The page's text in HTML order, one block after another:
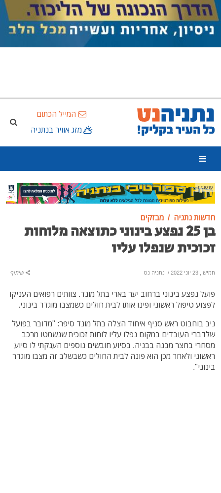
המייל הכתום
מזג אוויר בנתניה
פרסומת
חדשות נתניה מבזקים
בן 25 נפצע בינוני כתוצאה מלוחות
זכוכית שנפלו עליו
חמישי, 23 יוני 2022 / נתניה נט שיתוף
פועל נפצע בינוני ברחוב יער בארי בתל מונד. צוותים רפואים העניקו
לפצוע טיפול ראשוני ופינו אותו לבית חולים כשמצבו מוגדר בינוני.
ניב בוחבוט ראש סניף איחוד הצלה בתל מונד סיפר: "מדובר בפועל
שלדברי העובדים במקום נפלו עליו לוחות זכוכית שנשמטו מרכב
מסחרי בחצר מבנה בבניה. בסיוע חובשים נוספים הענקתי לו סיוע
ראשוני ולאחר מכן הוא פונה לבית החולים כשבשלב זה מצבו מוגדר
בינוני".